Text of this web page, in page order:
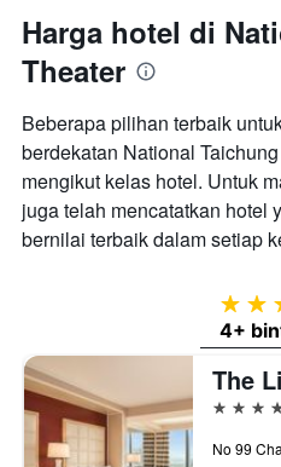
Harga hotel di
Theater
Beberapa pilihan terbaik
berdekatan National
mengikut kelas hotel. Untuk
juga telah mencatatkan hotel
bernilai terbaik dalam setiap
4+
The
5